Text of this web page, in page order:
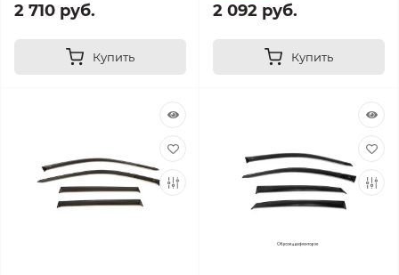
2 710 руб.
Купить
2 092 руб.
Купить